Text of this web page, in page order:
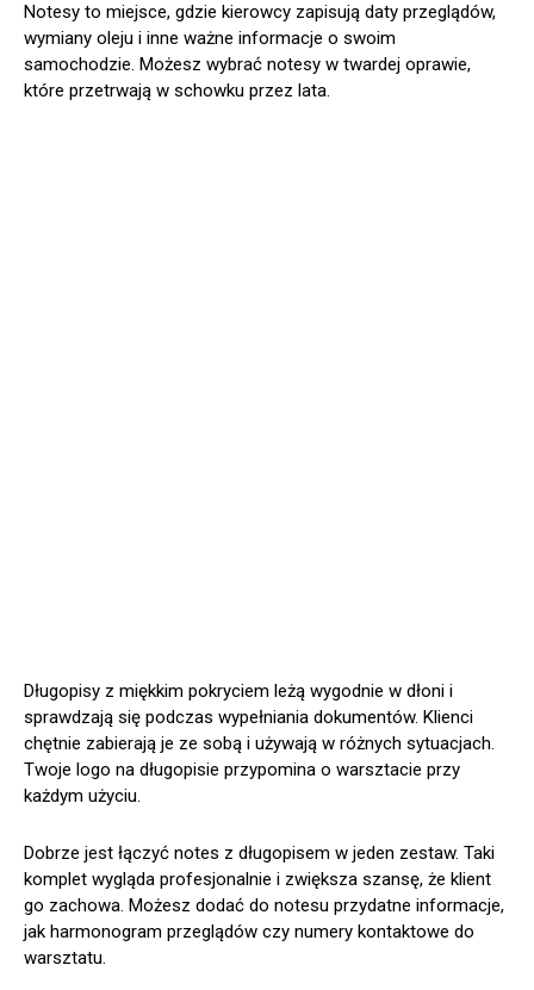
Notesy to miejsce, gdzie kierowcy zapisują daty przeglądów,
wymiany oleju i inne ważne informacje o swoim
samochodzie. Możesz wybrać notesy w twardej oprawie,
które przetrwają w schowku przez lata.
Długopisy z miękkim pokryciem leżą wygodnie w dłoni i
sprawdzają się podczas wypełniania dokumentów. Klienci
chętnie zabierają je ze sobą i używają w różnych sytuacjach.
Twoje logo na długopisie przypomina o warsztacie przy
każdym użyciu.
Dobrze jest łączyć notes z długopisem w jeden zestaw. Taki
komplet wygląda profesjonalnie i zwiększa szansę, że klient
go zachowa. Możesz dodać do notesu przydatne informacje,
jak harmonogram przeglądów czy numery kontaktowe do
warsztatu.